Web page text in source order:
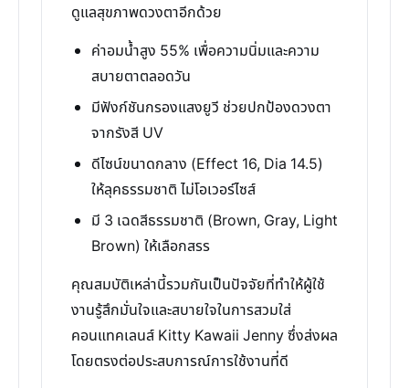
ดูแลสุขภาพดวงตาอีกด้วย
ค่าอมน้ำสูง 55% เพื่อความนิ่มและความ
สบายตาตลอดวัน
มีฟังก์ชันกรองแสงยูวี ช่วยปกป้องดวงตา
จากรังสี UV
ดีไซน์ขนาดกลาง (Effect 16, Dia 14.5)
ให้ลุคธรรมชาติ ไม่โอเวอร์ไซส์
มี 3 เฉดสีธรรมชาติ (Brown, Gray, Light
Brown) ให้เลือกสรร
คุณสมบัติเหล่านี้รวมกันเป็นปัจจัยที่ทำให้ผู้ใช้
งานรู้สึกมั่นใจและสบายใจในการสวมใส่
คอนแทคเลนส์ Kitty Kawaii Jenny ซึ่งส่งผล
โดยตรงต่อประสบการณ์การใช้งานที่ดี